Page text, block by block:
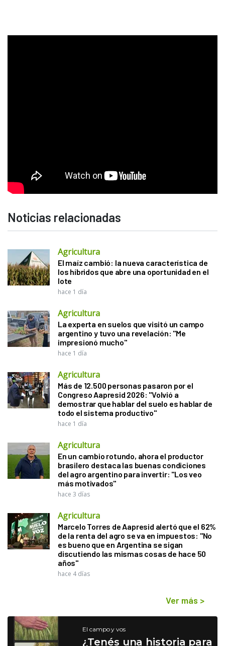
Noticias relacionadas
Agricultura
El maíz cambió: la nueva característica de
los híbridos que abre una oportunidad en el
lote
hace 1 día
Agricultura
La experta en suelos que visitó un campo
argentino y tuvo una revelación: "Me
impresionó mucho"
hace 1 día
Agricultura
Más de 12.500 personas pasaron por el
Congreso Aapresid 2026: "Volvió a
demostrar que hablar del suelo es hablar de
todo el sistema productivo"
hace 1 día
Agricultura
En un cambio rotundo, ahora el productor
brasilero destaca las buenas condiciones
del agro argentino para invertir: "Los veo
más motivados"
hace 3 días
Agricultura
Marcelo Torres de Aapresid alertó que el 62%
de la renta del agro se va en impuestos: "No
es bueno que en Argentina se sigan
discutiendo las mismas cosas de hace 50
años"
hace 4 días
Ver más >
El campo y vos
¿Tenés una historia para